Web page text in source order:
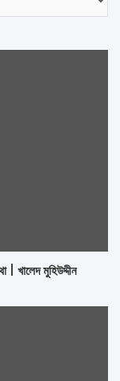
| খালেদ মুহিউদ্দীন